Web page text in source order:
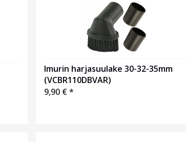
Imurin harjasuulake 30-32-35mm
(VCBR110DBVAR)
9,90 €*